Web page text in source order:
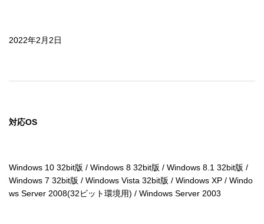
2022年2月2日
対応OS
Windows 10 32bit版 / Windows 8 32bit版 / Windows 8.1 32bit版 /
Windows 7 32bit版 / Windows Vista 32bit版 / Windows XP / Windo
ws Server 2008(32ビット環境用) / Windows Server 2003